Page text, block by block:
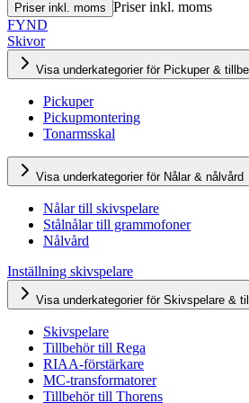
Priser inkl. moms Priser inkl. moms
FYND
Skivor
Visa underkategorier för Pickuper &
Pickuper
Pickupmontering
Tonarmsskal
Visa underkategorier för Nålar & nålvård
Nålar till skivspelare
Stålnålar till grammofoner
Nålvård
Inställning skivspelare
Visa underkategorier för Skivspelare &
Skivspelare
Tillbehör till Rega
RIAA-förstärkare
MC-transformatorer
Tillbehör till Thorens